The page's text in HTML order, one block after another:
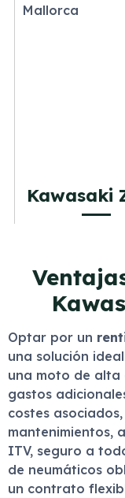
Mallorca
Kawasaki
Optar por un
una solución
una moto de alta
gastos
costes
mantenimientos,
ITV, seguro a
de neumáticos
un contrato